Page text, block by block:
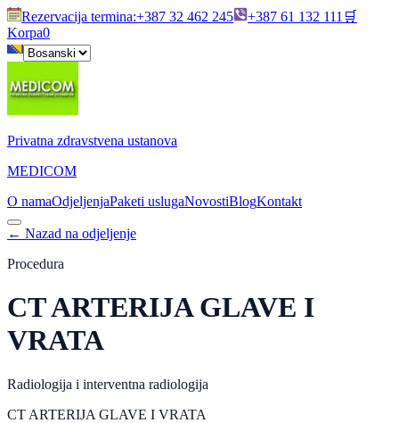
Rezervacija termina:+387 32 462 245 +387 61 132 111 🛒
Korpa0
Privatna zdravstvena ustanova
MEDICOM
O namaOdjeljenjaPaketi uslugaNovostiBlogKontakt
← Nazad na odjeljenje
Procedura
CT ARTERIJA GLAVE I
VRATA
Radiologija i interventna radiologija
CT ARTERIJA GLAVE I VRATA